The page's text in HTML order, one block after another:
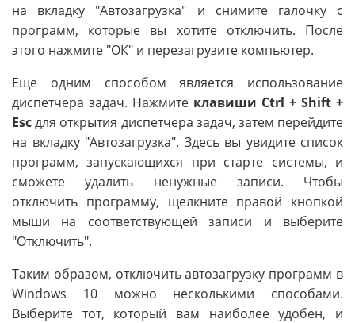
на вкладку "Автозагрузка" и снимите галочку с
программ, которые вы хотите отключить. После
этого нажмите "ОК" и перезагрузите компьютер.
Еще одним способом является использование
диспетчера задач. Нажмите клавиши Ctrl + Shift +
Escдля открытия диспетчера задач, затем перейдите
на вкладку "Автозагрузка". Здесь вы увидите список
программ, запускающихся при старте системы, и
сможете удалить ненужные записи. Чтобы
отключить программу, щелкните правой кнопкой
мыши на соответствующей записи и выберите
"Отключить".
Таким образом, отключить автозагрузку программ в
Windows 10 можно несколькими способами.
Выберите тот, который вам наиболее удобен, и